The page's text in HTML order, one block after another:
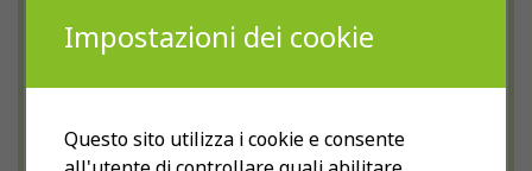
simbolica sul territorio per mettere in
Tante altre semplici idee da realizzare nel
Impostazioni dei cookie
Questo sito utilizza i cookie e consente